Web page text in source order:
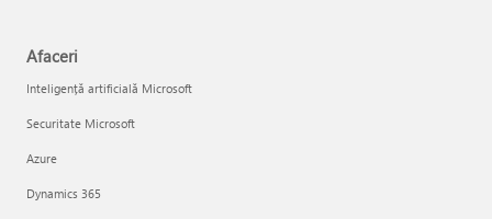
Afaceri
Inteligență artificială Microsoft
Securitate Microsoft
Azure
Dynamics 365